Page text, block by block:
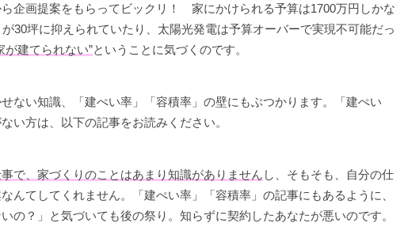
企画提案をもらってビックリ！ 家にかけられる予算は1700万円しかな
30坪に抑えられていたり、太陽光発電は予算オーバーで実現不可能だっ
が建てられない”ということに気づくのです。
ない知識、「建ぺい率」「容積率」の壁にもぶつかります。「建ぺい
い方は、以下の記事をお読みください。
で、家づくりのことはあまり知識がありません し、そもそも、自分の仕
んてしてくれません。「建ぺい率」「容積率」の記事にもあるように、
の？」と気づいても後の祭り。知らずに契約したあなたが悪いのです。